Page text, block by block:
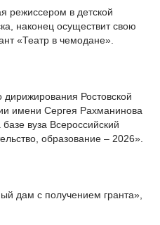
режиссером в детской
наконец осуществит свою
«Театр в чемодане».
Ростовской
имени Сергея Рахманинова
вуза Всероссийский
образование – 2026».
дам с получением гранта»,